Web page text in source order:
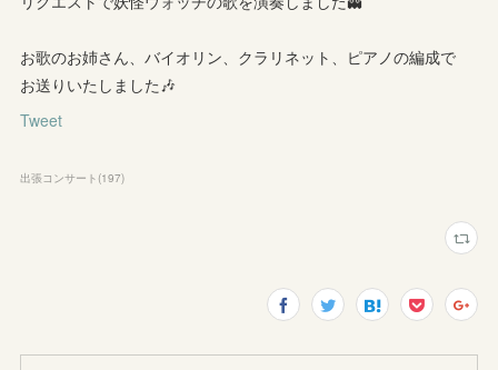
お歌のお姉さん、バイオリン、クラリネット、ピアノの編成で
お送りいたしました🎶
Tweet
出張コンサート (197)